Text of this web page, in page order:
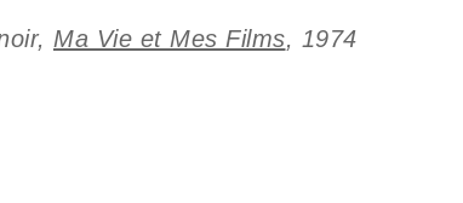
Ma Vie et Mes Films, 1974